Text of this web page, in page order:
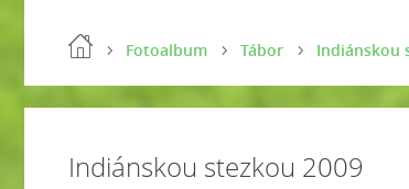
Fotoalbum Tábor Indiánskou
Indiánskou stezkou 2009